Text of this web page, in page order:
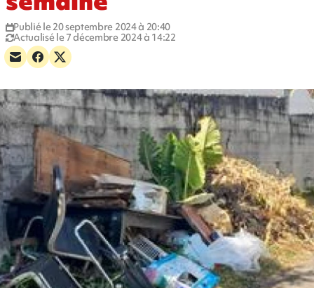
Publié le 20 septembre 2024 à 20:40
Actualisé le 7 décembre 2024 à 14:22